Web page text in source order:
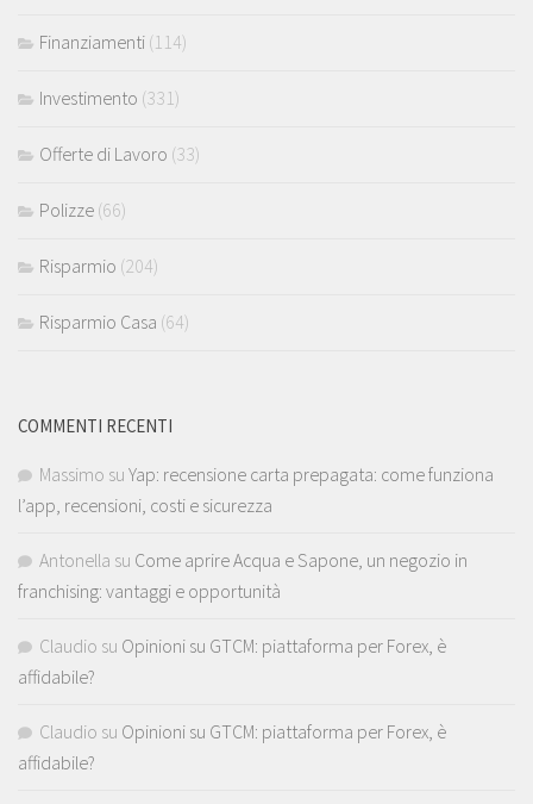
Finanziamenti (114)
Investimento (331)
Offerte di Lavoro (33)
Polizze (66)
Risparmio (204)
Risparmio Casa (64)
COMMENTI RECENTI
Massimo su Yap: recensione carta prepagata: come funziona
l’app, recensioni, costi e sicurezza
Antonella su Come aprire Acqua e Sapone, un negozio in
franchising: vantaggi e opportunità
Claudio su Opinioni su GTCM: piattaforma per Forex, è
affidabile?
Claudio su Opinioni su GTCM: piattaforma per Forex, è
affidabile?